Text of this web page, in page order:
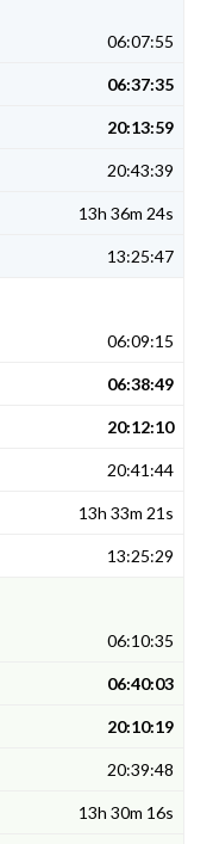
06:07:55
06:37:35
20:13:59
20:43:39
13h 36m 24s
13:25:47
06:09:15
06:38:49
20:12:10
20:41:44
13h 33m 21s
13:25:29
06:10:35
06:40:03
20:10:19
20:39:48
13h 30m 16s